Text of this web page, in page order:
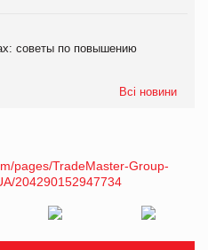
советы по повышению
Всі новини